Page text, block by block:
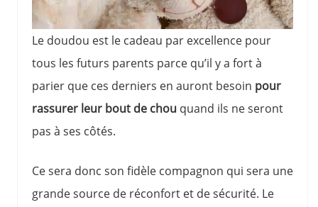
Le doudou est le cadeau par excellence pour
tous les futurs parents parce qu’il y a fort à
parier que ces derniers en auront besoin pour
rassurer leur bout de chou quand ils ne seront
pas à ses côtés.
Ce sera donc son fidèle compagnon qui sera une
grande source de réconfort et de sécurité. Le